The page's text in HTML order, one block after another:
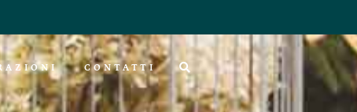
CONTATTI